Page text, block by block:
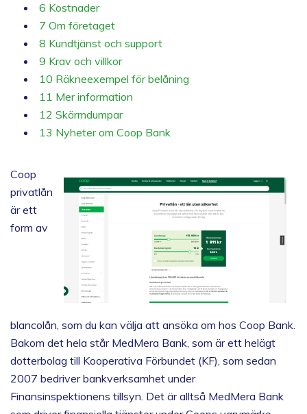
6 Kostnader
7 Om företaget
8 Kundtjänst och support
9 Krav och villkor
10 Räkneexempel för belåning
11 Mer information
12 Skärmdumpar
13 Nyheter om Coop Bank
Coop
privatlån
är ett
form av
blancolån, som du kan välja att ansöka om hos Coop Bank.
Bakom det hela står MedMera Bank, som är ett helägt
dotterbolag till Kooperativa Förbundet (KF), som sedan
2007 bedriver bankverksamhet under
Finansinspektionens tillsyn. Det är alltså MedMera Bank